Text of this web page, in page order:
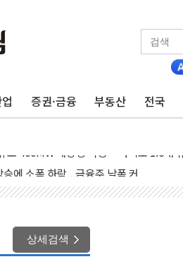
증권·금융 부동산 전국
독…곧 사망해도 놀랍지 않아"
에 소폭 하락...금융주 낙폭 커
풍에 "정부정책 아냐" 해명
동방위협정' 체결… 수니파 국가들의 새 안
…써밋 클라비온 59㎡ 18억원대
상세검색